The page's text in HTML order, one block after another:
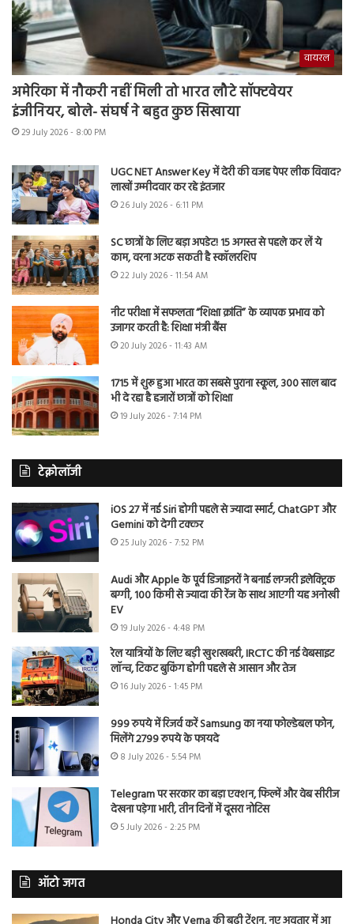
वायरल
अमेरिका में नौकरी नहीं मिली तो भारत लौटे सॉफ्टवेयर
इंजीनियर, बोले- संघर्ष ने बहुत कुछ सिखाया
29 July 2026 - 8:00 PM
UGC NET Answer Key में देरी की वजह पेपर लीक विवाद?
लाखों उम्मीदवार कर रहे इंतजार
26 July 2026 - 6:11 PM
SC छात्रों के लिए बड़ा अपडेट! 15 अगस्त से पहले कर लें ये
काम, वरना अटक सकती है स्कॉलरशिप
22 July 2026 - 11:54 AM
नीट परीक्षा में सफलता “शिक्षा क्रांति” के व्यापक प्रभाव को
उजागर करती है: शिक्षा मंत्री बैंस
20 July 2026 - 11:43 AM
1715 में शुरू हुआ भारत का सबसे पुराना स्कूल, 300 साल बाद
भी दे रहा है हजारों छात्रों को शिक्षा
19 July 2026 - 7:14 PM
टेक्नोलॉजी
iOS 27 में नई Siri होगी पहले से ज्यादा स्मार्ट, ChatGPT और
Gemini को देगी टक्कर
25 July 2026 - 7:52 PM
Audi और Apple के पूर्व डिजाइनरों ने बनाई लग्जरी इलेक्ट्रिक
बग्गी, 100 किमी से ज्यादा की रेंज के साथ आएगी यह अनोखी
EV
19 July 2026 - 4:48 PM
रेल यात्रियों के लिए बड़ी खुशखबरी, IRCTC की नई वेबसाइट
लॉन्च, टिकट बुकिंग होगी पहले से आसान और तेज
16 July 2026 - 1:45 PM
999 रुपये में रिजर्व करें Samsung का नया फोल्डेबल फोन,
मिलेंगे 2799 रुपये के फायदे
8 July 2026 - 5:54 PM
Telegram पर सरकार का बड़ा एक्शन, फिल्में और वेब सीरीज
देखना पड़ेगा भारी, तीन दिनों में दूसरा नोटिस
5 July 2026 - 2:25 PM
ऑटो जगत